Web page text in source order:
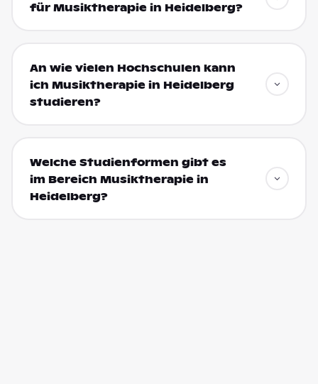
für Musiktherapie in Heidelberg?
An wie vielen Hochschulen kann
ich Musiktherapie in Heidelberg
studieren?
Welche Studienformen gibt es
im Bereich Musiktherapie in
Heidelberg?